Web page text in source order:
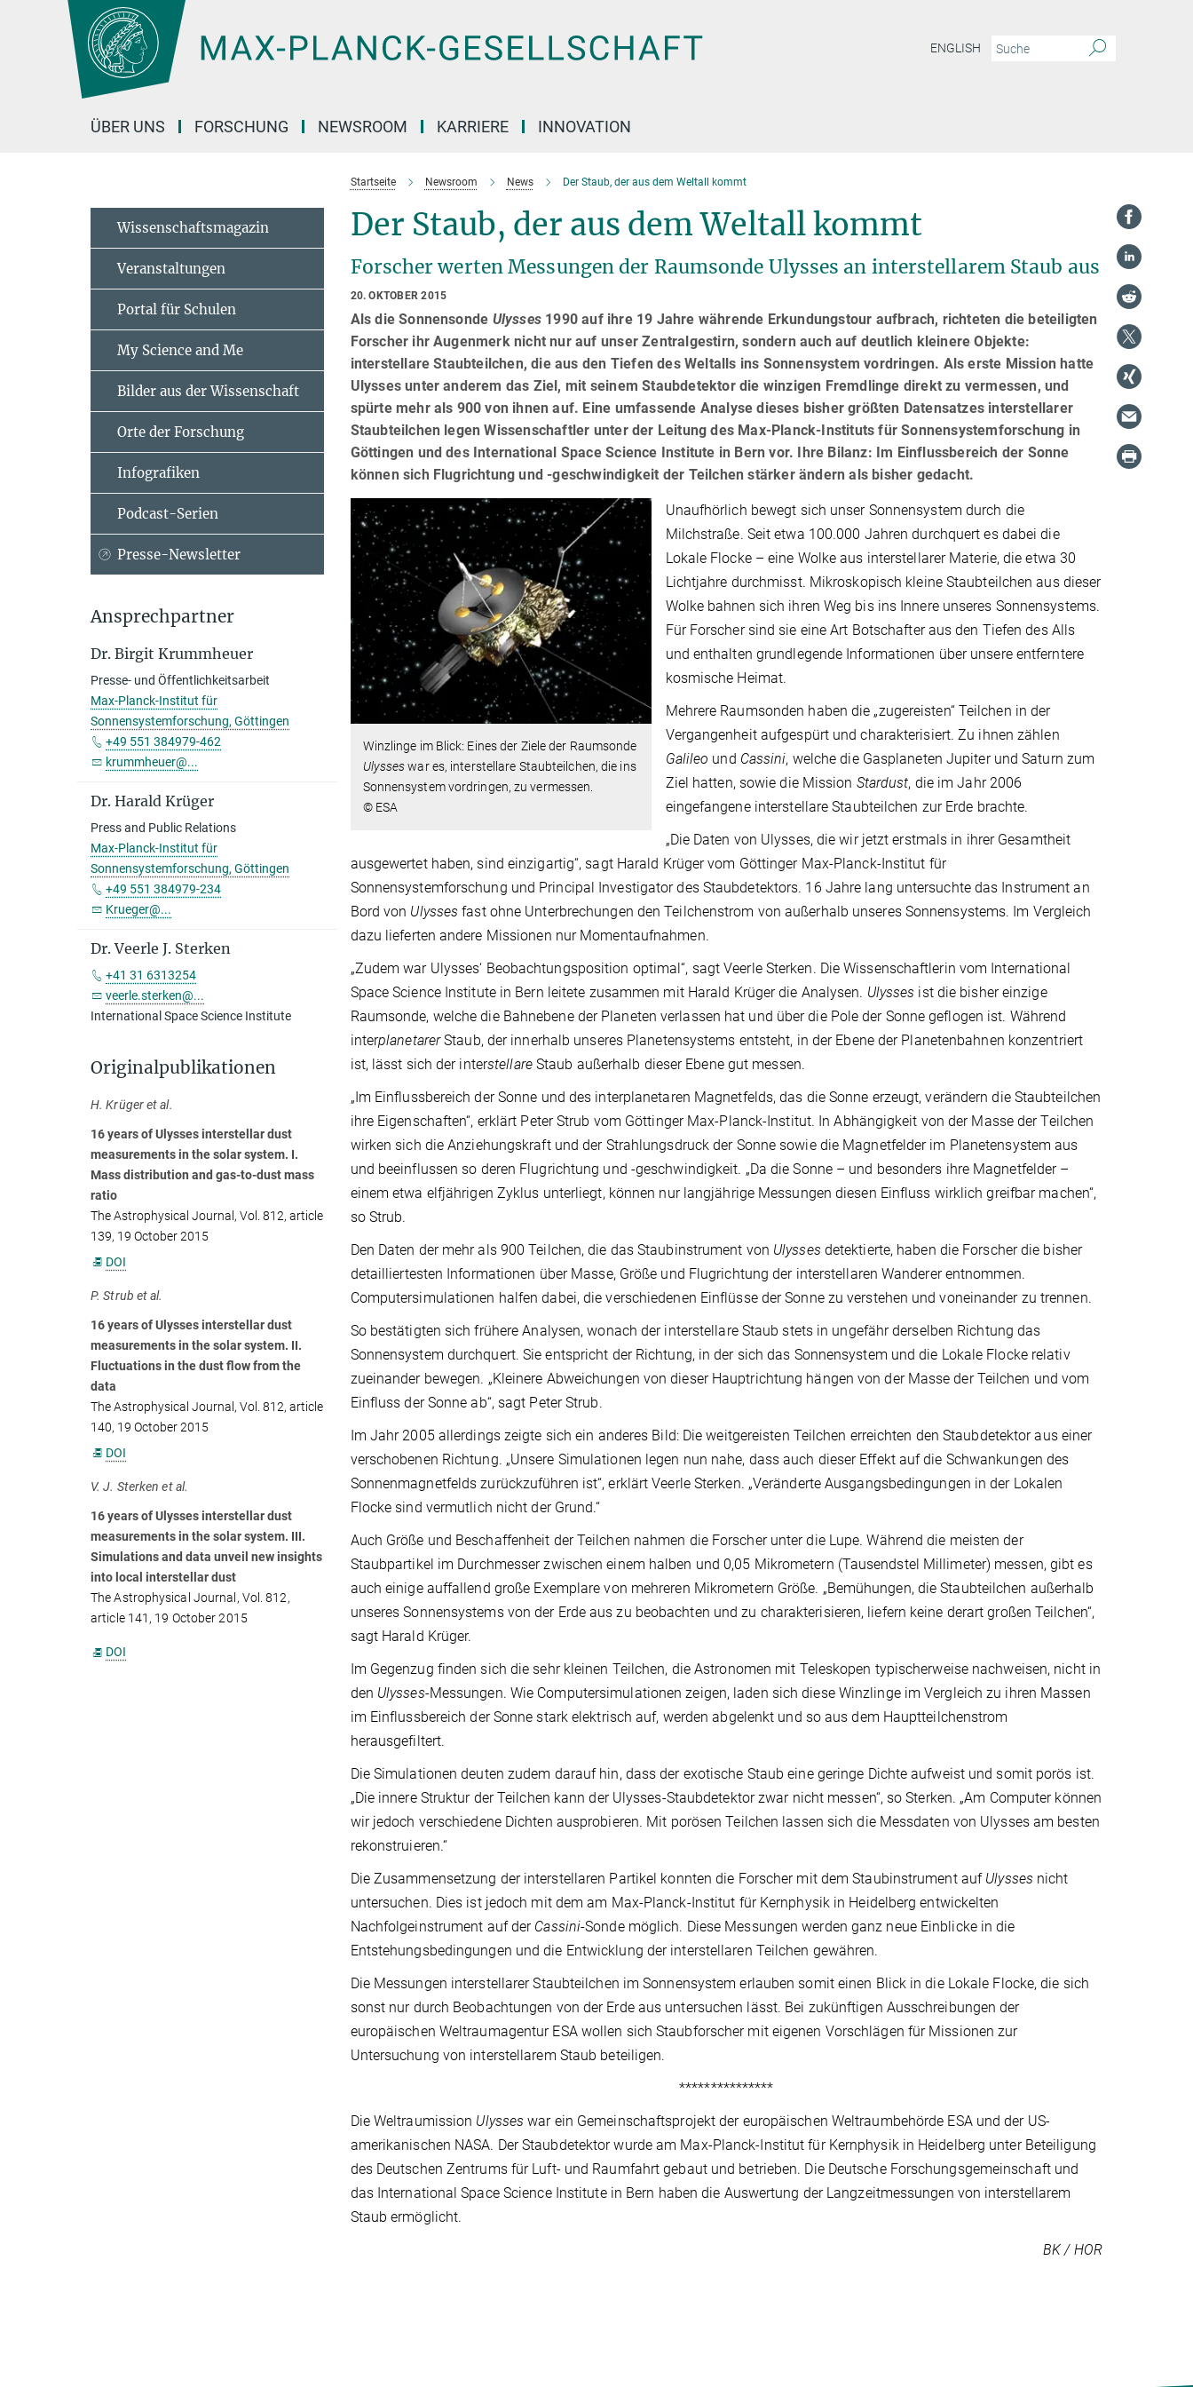
Hauptinhalt
ENGLISH
ÜBER UNS FORSCHUNG NEWSROOM KARRIERE INNOVATION
Startseite Newsroom News Der Staub, der aus dem Weltall kommt
Der Staub, der aus dem Weltall kommt
Forscher werten Messungen der Raumsonde Ulysses an interstellarem Staub aus
20. OKTOBER 2015
Als die Sonnensonde Ulysses1990 auf ihre 19 Jahre währende Erkundungstour aufbrach, richteten die beteiligten
Forscher ihr Augenmerk nicht nur auf unser Zentralgestirn, sondern auch auf deutlich kleinere Objekte:
interstellare Staubteilchen, die aus den Tiefen des Weltalls ins Sonnensystem vordringen. Als erste Mission hatte
Ulysses unter anderem das Ziel, mit seinem Staubdetektor die winzigen Fremdlinge direkt zu vermessen, und
spürte mehr als 900 von ihnen auf. Eine umfassende Analyse dieses bisher größten Datensatzes interstellarer
Staubteilchen legen Wissenschaftler unter der Leitung des Max-Planck-Instituts für Sonnensystemforschung in
Göttingen und des International Space Science Institute in Bern vor. Ihre Bilanz: Im Einflussbereich der Sonne
können sich Flugrichtung und -geschwindigkeit der Teilchen stärker ändern als bisher gedacht.
Winzlinge im Blick: Eines der Ziele der Raumsonde
Ulysseswar es, interstellare Staubteilchen, die ins
Sonnensystem vordringen, zu vermessen.
© ESA
Unaufhörlich bewegt sich unser Sonnensystem durch die
Milchstraße. Seit etwa 100.000 Jahren durchquert es dabei die
Lokale Flocke – eine Wolke aus interstellarer Materie, die etwa 30
Lichtjahre durchmisst. Mikroskopisch kleine Staubteilchen aus dieser
Wolke bahnen sich ihren Weg bis ins Innere unseres Sonnensystems.
Für Forscher sind sie eine Art Botschafter aus den Tiefen des Alls
und enthalten grundlegende Informationen über unsere entferntere
kosmische Heimat.
Mehrere Raumsonden haben die „zugereisten“ Teilchen in der
Vergangenheit aufgespürt und charakterisiert. Zu ihnen zählen
Galileo und Cassini, welche die Gasplaneten Jupiter und Saturn zum
Ziel hatten, sowie die Mission Stardust, die im Jahr 2006
eingefangene interstellare Staubteilchen zur Erde brachte.
„Die Daten von Ulysses, die wir jetzt erstmals in ihrer Gesamtheit
ausgewertet haben, sind einzigartig“, sagt Harald Krüger vom Göttinger Max-Planck-Institut für
Sonnensystemforschung und Principal Investigator des Staubdetektors. 16 Jahre lang untersuchte das Instrument an
Bord von Ulysses fast ohne Unterbrechungen den Teilchenstrom von außerhalb unseres Sonnensystems. Im Vergleich
dazu lieferten andere Missionen nur Momentaufnahmen.
„Zudem war Ulysses‘ Beobachtungsposition optimal“, sagt Veerle Sterken. Die Wissenschaftlerin vom International
Space Science Institute in Bern leitete zusammen mit Harald Krüger die Analysen. Ulysses ist die bisher einzige
Raumsonde, welche die Bahnebene der Planeten verlassen hat und über die Pole der Sonne geflogen ist. Während
interplanetarerStaub, der innerhalb unseres Planetensystems entsteht, in der Ebene der Planetenbahnen konzentriert
ist, lässt sich der interstellareStaub außerhalb dieser Ebene gut messen.
„Im Einflussbereich der Sonne und des interplanetaren Magnetfelds, das die Sonne erzeugt, verändern die Staubteilchen
ihre Eigenschaften“, erklärt Peter Strub vom Göttinger Max-Planck-Institut. In Abhängigkeit von der Masse der Teilchen
wirken sich die Anziehungskraft und der Strahlungsdruck der Sonne sowie die Magnetfelder im Planetensystem aus
und beeinflussen so deren Flugrichtung und -geschwindigkeit. „Da die Sonne – und besonders ihre Magnetfelder –
einem etwa elfjährigen Zyklus unterliegt, können nur langjährige Messungen diesen Einfluss wirklich greifbar machen“,
so Strub.
Den Daten der mehr als 900 Teilchen, die das Staubinstrument von Ulysses detektierte, haben die Forscher die bisher
detailliertesten Informationen über Masse, Größe und Flugrichtung der interstellaren Wanderer entnommen.
Computersimulationen halfen dabei, die verschiedenen Einflüsse der Sonne zu verstehen und voneinander zu trennen.
So bestätigten sich frühere Analysen, wonach der interstellare Staub stets in ungefähr derselben Richtung das
Sonnensystem durchquert. Sie entspricht der Richtung, in der sich das Sonnensystem und die Lokale Flocke relativ
zueinander bewegen. „Kleinere Abweichungen von dieser Hauptrichtung hängen von der Masse der Teilchen und vom
Einfluss der Sonne ab“, sagt Peter Strub.
Im Jahr 2005 allerdings zeigte sich ein anderes Bild: Die weitgereisten Teilchen erreichten den Staubdetektor aus einer
verschobenen Richtung. „Unsere Simulationen legen nun nahe, dass auch dieser Effekt auf die Schwankungen des
Sonnenmagnetfelds zurückzuführen ist“, erklärt Veerle Sterken. „Veränderte Ausgangsbedingungen in der Lokalen
Flocke sind vermutlich nicht der Grund.“
Auch Größe und Beschaffenheit der Teilchen nahmen die Forscher unter die Lupe. Während die meisten der
Staubpartikel im Durchmesser zwischen einem halben und 0,05 Mikrometern (Tausendstel Millimeter) messen, gibt es
auch einige auffallend große Exemplare von mehreren Mikrometern Größe. „Bemühungen, die Staubteilchen außerhalb
unseres Sonnensystems von der Erde aus zu beobachten und zu charakterisieren, liefern keine derart großen Teilchen“,
sagt Harald Krüger.
Im Gegenzug finden sich die sehr kleinen Teilchen, die Astronomen mit Teleskopen typischerweise nachweisen, nicht in
den Ulysses-Messungen. Wie Computersimulationen zeigen, laden sich diese Winzlinge im Vergleich zu ihren Massen
im Einflussbereich der Sonne stark elektrisch auf, werden abgelenkt und so aus dem Hauptteilchenstrom
herausgefiltert.
Die Simulationen deuten zudem darauf hin, dass der exotische Staub eine geringe Dichte aufweist und somit porös ist.
„Die innere Struktur der Teilchen kann der Ulysses-Staubdetektor zwar nicht messen“, so Sterken. „Am Computer können
wir jedoch verschiedene Dichten ausprobieren. Mit porösen Teilchen lassen sich die Messdaten von Ulysses am besten
rekonstruieren.“
Die Zusammensetzung der interstellaren Partikel konnten die Forscher mit dem Staubinstrument auf Ulysses nicht
untersuchen. Dies ist jedoch mit dem am Max-Planck-Institut für Kernphysik in Heidelberg entwickelten
Nachfolgeinstrument auf der Cassini-Sonde möglich. Diese Messungen werden ganz neue Einblicke in die
Entstehungsbedingungen und die Entwicklung der interstellaren Teilchen gewähren.
Die Messungen interstellarer Staubteilchen im Sonnensystem erlauben somit einen Blick in die Lokale Flocke, die sich
sonst nur durch Beobachtungen von der Erde aus untersuchen lässt. Bei zukünftigen Ausschreibungen der
europäischen Weltraumagentur ESA wollen sich Staubforscher mit eigenen Vorschlägen für Missionen zur
Untersuchung von interstellarem Staub beteiligen.
***************
Die Weltraumission Ulysses war ein Gemeinschaftsprojekt der europäischen Weltraumbehörde ESA und der US-
amerikanischen NASA. Der Staubdetektor wurde am Max-Planck-Institut für Kernphysik in Heidelberg unter Beteiligung
des Deutschen Zentrums für Luft- und Raumfahrt gebaut und betrieben. Die Deutsche Forschungsgemeinschaft und
das International Space Science Institute in Bern haben die Auswertung der Langzeitmessungen von interstellarem
Staub ermöglicht.
BK / HOR
Wissenschaftsmagazin
Veranstaltungen
Portal für Schulen
My Science and Me
Bilder aus der Wissenschaft
Orte der Forschung
Infografiken
Podcast-Serien
Presse-Newsletter
Ansprechpartner
Dr. Birgit Krummheuer
Presse- und Öffentlichkeitsarbeit
Max-Planck-Institut für
Sonnensystemforschung, Göttingen
+49 551 384979-462
krummheuer@...
Dr. Harald Krüger
Press and Public Relations
Max-Planck-Institut für
Sonnensystemforschung, Göttingen
+49 551 384979-234
Krueger@...
Dr. Veerle J. Sterken
+41 31 6313254
veerle.sterken@...
International Space Science Institute
Originalpublikationen
H. Krüger et al.
16 years of Ulysses interstellar dust
measurements in the solar system. I.
Mass distribution and gas-to-dust mass
ratio
The Astrophysical Journal, Vol. 812, article
139, 19 October 2015
DOI
P. Strub et al.
16 years of Ulysses interstellar dust
measurements in the solar system. II.
Fluctuations in the dust flow from the
data
The Astrophysical Journal, Vol. 812, article
140, 19 October 2015
DOI
V. J. Sterken et al.
16 years of Ulysses interstellar dust
measurements in the solar system. III.
Simulations and data unveil new insights
into local interstellar dust
The Astrophysical Journal, Vol. 812,
article 141, 19 October 2015
DOI